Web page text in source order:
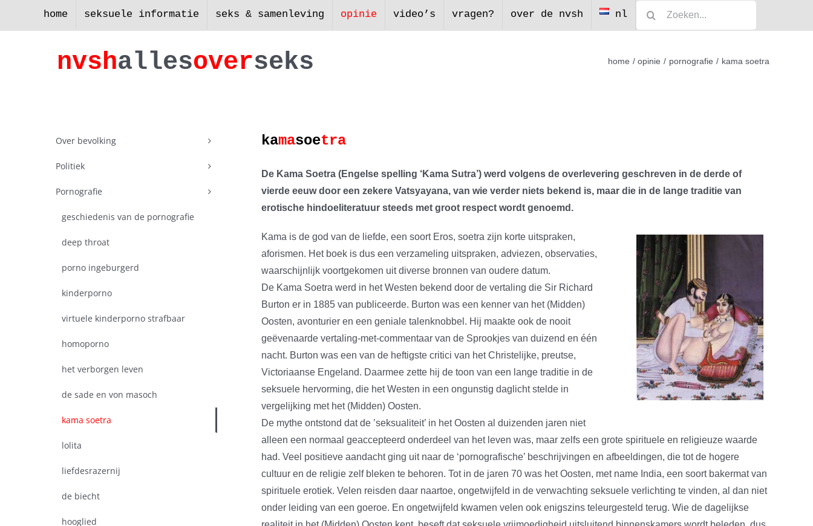
home seksuele informatie seks & samenleving opinie video’s vragen? over de nvsh nl
naar:
home opinie pornografie kama soetra
nvshallesoverseks
kamasoetra
De Kama Soetra (Engelse spelling ‘Kama Sutra’) werd volgens de overlevering geschreven in de derde of
vierde eeuw door een zekere Vatsyayana, van wie verder niets bekend is, maar die in de lange traditie van
erotische hindoeliteratuur steeds met groot respect wordt genoemd.
Kama is de god van de liefde, een soort Eros, soetra zijn korte uitspraken,
aforismen. Het boek is dus een verzameling uitspraken, adviezen, observaties,
waarschijnlijk voortgekomen uit diverse bronnen van oudere datum.
De Kama Soetra werd in het Westen bekend door de vertaling die Sir Richard
Burton er in 1885 van publiceerde. Burton was een kenner van het (Midden)
Oosten, avonturier en een geniale talenknobbel. Hij maakte ook de nooit
geëvenaarde vertaling-met-commentaar van de Sprookjes van duizend en één
nacht. Burton was een van de heftigste critici van het Christelijke, preutse,
Victoriaanse Engeland. Daarmee zette hij de toon van een lange traditie in de
seksuele hervorming, die het Westen in een ongunstig daglicht stelde in
vergelijking met het (Midden) Oosten.
De mythe ontstond dat de ’seksualiteit’ in het Oosten al duizenden jaren niet
alleen een normaal geaccepteerd onderdeel van het leven was, maar zelfs een grote spirituele en religieuze waarde
had. Veel positieve aandacht ging uit naar de ‘pornografische’ beschrijvingen en afbeeldingen, die tot de hogere
cultuur en de religie zelf bleken te behoren. Tot in de jaren 70 was het Oosten, met name India, een soort bakermat van
spirituele erotiek. Velen reisden daar naartoe, ongetwijfeld in de verwachting seksuele verlichting te vinden, al dan niet
onder leiding van een goeroe. En ongetwijfeld kwamen velen ook enigszins teleurgesteld terug. Wie de dagelijkse
Over bevolking
Politiek
Pornografie
geschiedenis van de pornografie
deep throat
porno ingeburgerd
kinderporno
virtuele kinderporno strafbaar
homoporno
het verborgen leven
de sade en von masoch
kama soetra
lolita
liefdesrazernij
de biecht
hooglied